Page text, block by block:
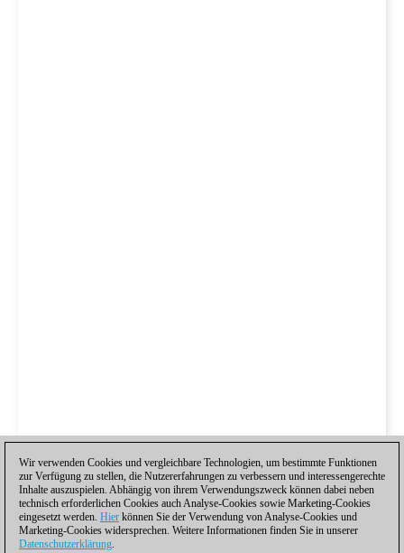
Wir verwenden Cookies und vergleichbare Technologien, um bestimmte Funktionen
zur Verfügung zu stellen, die Nutzererfahrungen zu verbessern und interessengerechte
Inhalte auszuspielen. Abhängig von ihrem Verwendungszweck können dabei neben
technisch erforderlichen Cookies auch Analyse-Cookies sowie Marketing-Cookies
eingesetzt werden. Hier können Sie der Verwendung von Analyse-Cookies und
Marketing-Cookies widersprechen. Weitere Informationen finden Sie in unserer
Datenschutzerklärung.